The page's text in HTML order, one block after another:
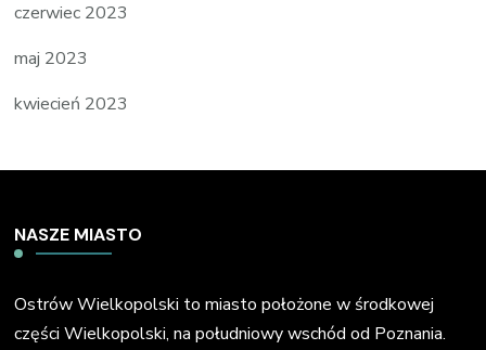
czerwiec 2023
maj 2023
kwiecień 2023
NASZE MIASTO
Ostrów Wielkopolski to miasto położone w środkowej
części Wielkopolski, na południowy wschód od Poznania.